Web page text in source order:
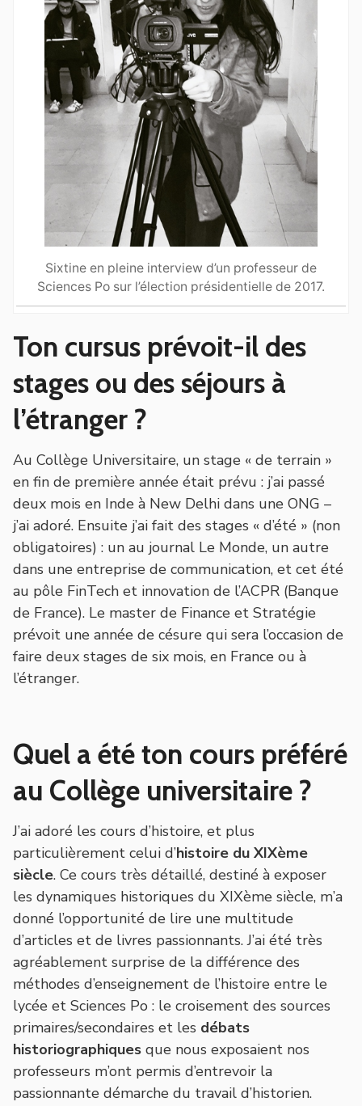
Sixtine en pleine interview d’un professeur de
Sciences Po sur l’élection présidentielle de 2017.
Ton cursus prévoit-il des
stages ou des séjours à
l’étranger ?
Au Collège Universitaire, un stage « de terrain »
en fin de première année était prévu : j’ai passé
deux mois en Inde à New Delhi dans une ONG –
j’ai adoré. Ensuite j’ai fait des stages « d’été » (non
obligatoires) : un au journal Le Monde, un autre
dans une entreprise de communication, et cet été
au pôle FinTech et innovation de l’ACPR (Banque
de France). Le master de Finance et Stratégie
prévoit une année de césure qui sera l’occasion de
faire deux stages de six mois, en France ou à
l’étranger.
Quel a été ton cours préféré
au Collège universitaire ?
J’ai adoré les cours d’histoire, et plus
particulièrement celui d’histoire du XIXème
siècle. Ce cours très détaillé, destiné à exposer
les dynamiques historiques du XIXème siècle, m’a
donné l’opportunité de lire une multitude
d’articles et de livres passionnants. J’ai été très
agréablement surprise de la différence des
méthodes d’enseignement de l’histoire entre le
lycée et Sciences Po : le croisement des sources
primaires/secondaires et les débats
historiographiques que nous exposaient nos
professeurs m’ont permis d’entrevoir la
passionnante démarche du travail d’historien.